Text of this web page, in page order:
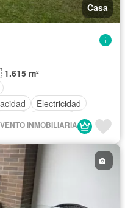
Casa
1.615 m²
Electricidad
Agua
INMOBILIARIA